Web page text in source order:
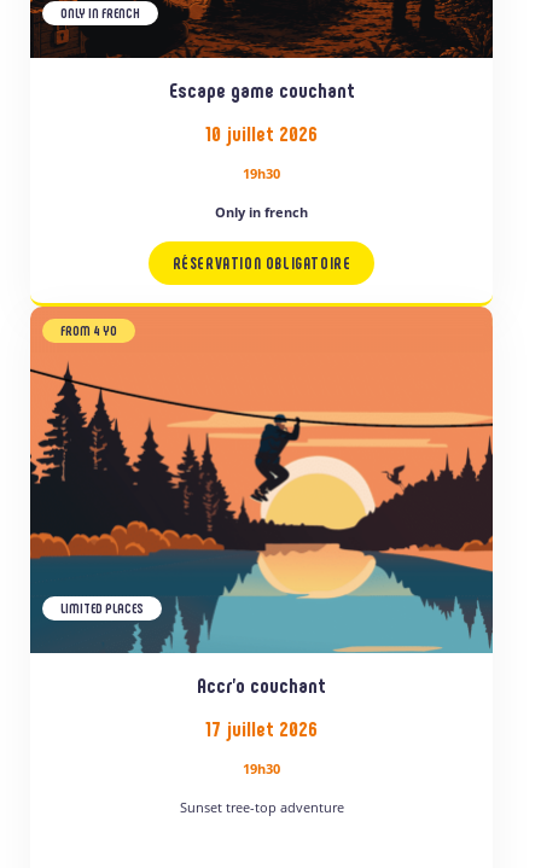
ONLY IN FRENCH
Escape game couchant
10 juillet 2026
19h30
Only in french
RÉSERVATION OBLIGATOIRE
FROM 4 YO
LIMITED PLACES
Accr’o couchant
17 juillet 2026
19h30
Sunset tree-top adventure